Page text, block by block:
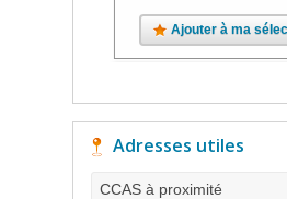
Ajouter à ma
Adresses utiles
CCAS à proximité